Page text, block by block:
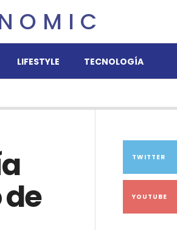
LIFESTYLE TECNOLOGÍA
TWITTER
YOUTUBE